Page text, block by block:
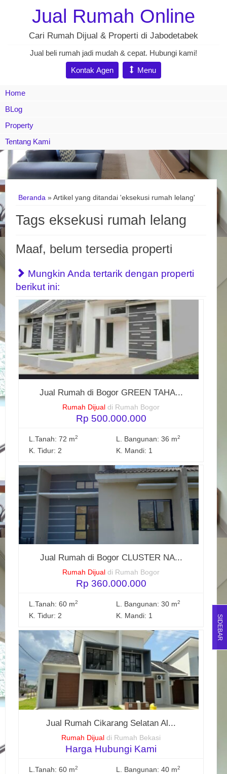
Jual Rumah Online
Cari Rumah Dijual & Properti di Jabodetabek
Jual beli rumah jadi mudah & cepat. Hubungi kami!
Kontak Agen
Menu
Home
BLog
Property
Tentang Kami
Beranda »Artikel yang ditandai 'eksekusi rumah lelang'
Tags eksekusi rumah lelang
Maaf, belum tersedia properti
Mungkin Anda tertarik dengan properti
berikut ini:
Jual Rumah di Bogor GREEN TAHA...
Rumah Dijual di Rumah Bogor
Rp 500.000.000
L.Tanah: 72 m2 L. Bangunan: 36 m2
K. Tidur: 2 K. Mandi: 1
Jual Rumah di Bogor CLUSTER NA...
Rumah Dijual di Rumah Bogor
Rp 360.000.000
L.Tanah: 60 m2 L. Bangunan: 30 m2
K. Tidur: 2 K. Mandi: 1
Jual Rumah Cikarang Selatan Al...
Rumah Dijual di Rumah Bekasi
Harga Hubungi Kami
L.Tanah: 60 m2 L. Bangunan: 40 m2
SIDEBAR